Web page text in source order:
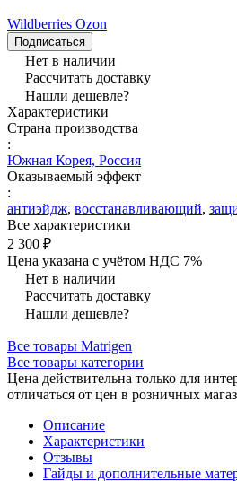
Wildberries Ozon
Подписаться
Нет в наличии
Рассчитать доставку
Нашли дешевле?
Характеристики
Страна производства
:
Южная Корея, Россия
Оказываемый эффект
:
антиэйдж, восстанавливающий,
Все характеристики
2 300 ₽
Цена указана с учётом НДС 7%
Нет в наличии
Рассчитать доставку
Нашли дешевле?
Все товары Matrigen
Все товары категории
Цена действительна только для
отличаться от цен в розничных
Описание
Характеристики
Отзывы
Гайды и дополнительные